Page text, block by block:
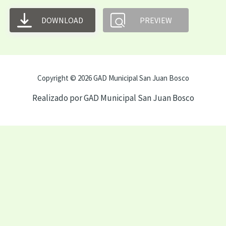
DOWNLOAD PREVIEW
Copyright © 2026 GAD Municipal San Juan Bosco
Realizado por GAD Municipal San Juan Bosco